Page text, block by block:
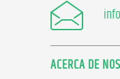
ACERCA DE